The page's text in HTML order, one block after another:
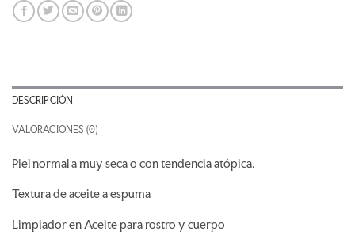
DESCRIPCIÓN
VALORACIONES (0)
Piel normal a muy seca ​o con tendencia atópica.
Textura de aceite a espuma​
Limpiador en Aceite para rostro y cuerpo​